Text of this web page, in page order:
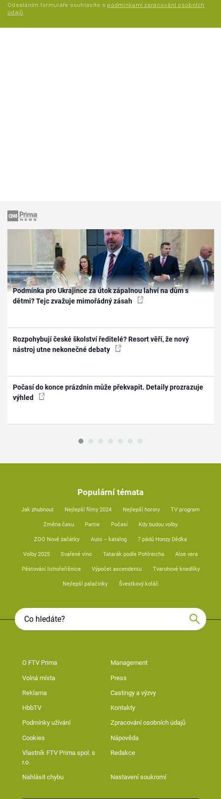
Odesláním formuláře souhlasíte s podmínkami zpracování osobních
údajů
Podmínka pro Ukrajince za útok zápalnou lahví na dům s
dětmi? Tejc zvažuje mimořádný zásah
Rozpohybují české školství ředitelé? Resort věří, že nový
nástroj utne nekonečné debaty
Počasí do konce prázdnin může překvapit. Detaily prozrazuje
výhled
Populární témata
Jak zhubnout Nejlepší filmy 2024 Nejlepší horory TV program
Změna času Partie Počasí Kdy budou volby
ZOO Nové začátky Auto – katalog 7 pádů Honzy Dědka
Volby 2025 Svařené víno Tatarák podle Pohlreicha Aloe vera
Pěstování lichořeřišnice Výpočet ascendentu Tvarohové knedlíky
Nejlepší palačinky Švestkový koláč
O FTV Prima Management
Volná místa Press
Reklama Castingy a výzvy
HbbTV Kontakty
Podmínky užívání Zpracování osobních údajů
Cookies Nápověda
Vlastník FTV Prima spol. s
r.o.
Redakce
Nahlásit chybu Nastavení soukromí